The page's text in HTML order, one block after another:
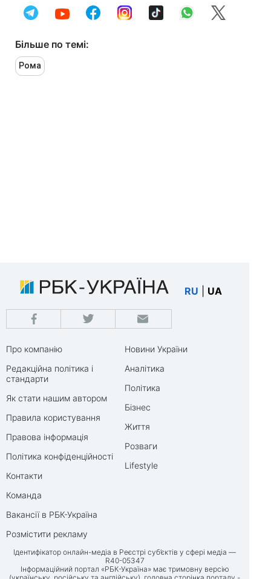
Більше по темі:
Рома
RU UA
Про компанію
Редакційна політика і
стандарти
Як стати нашим автором
Правила користування
Правова інформація
Політика конфіденційності
Контакти
Команда
Вакансії в РБК-Україна
Розмістити рекламу
Новини України
Аналітика
Політика
Бізнес
Життя
Розваги
Lifestyle
Ідентифікатор онлайн-медіа в Реєстрі суб’єктів у сфері медіа —
R40-05347
Інформаційний портал «РБК-Україна» має тримовну версію